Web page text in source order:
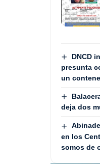
DNCD
presunta
un
deja dos
en los
somos de